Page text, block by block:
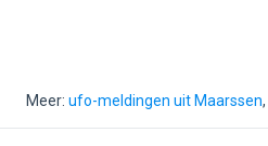
Meer: ufo-meldingen uit Maarssen,